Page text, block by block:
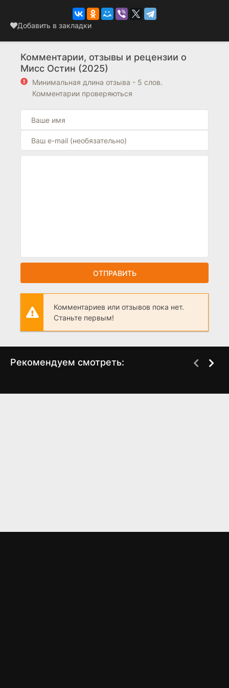
Добавить в закладки
Комментарии, отзывы и рецензии о
Мисс Остин (2025)
Минимальная длина отзыва - 5 слов.
Комментарии проверяються
ОТПРАВИТЬ
Комментариев или отзывов пока нет.
Станьте первым!
Рекомендуем смотреть: